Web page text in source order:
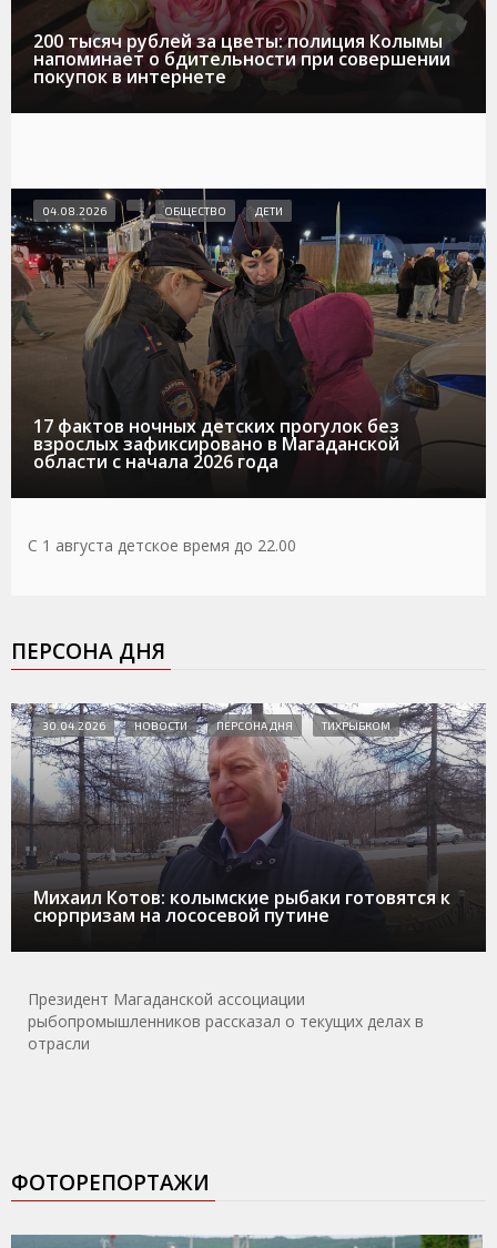
200 тысяч рублей за цветы: полиция Колымы
напоминает о бдительности при совершении
покупок в интернете
17 фактов ночных детских прогулок без
взрослых зафиксировано в Магаданской
области с начала 2026 года
04.08.2026 ОБЩЕСТВО ДЕТИ
С 1 августа детское время до 22.00
ПЕРСОНА ДНЯ
Михаил Котов: колымские рыбаки готовятся к
сюрпризам на лососевой путине
30.04.2026 НОВОСТИ ПЕРСОНА ДНЯ ТИХРЫБКОМ
Президент Магаданской ассоциации
рыбопромышленников рассказал о текущих делах в
отрасли
ФОТОРЕПОРТАЖИ